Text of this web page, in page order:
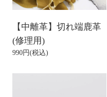
【中離革】切れ端鹿革
(修理用)
990円(税込)